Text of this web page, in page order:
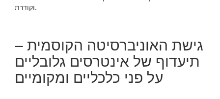
וקודרת.
גישת האוניברסיטה הקוסמית –
תיעדוף של אינטרסים גלובליים
על פני כלכליים ומקומיים